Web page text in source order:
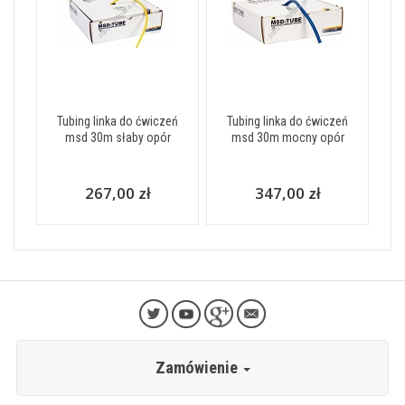
Tubing linka do ćwiczeń
msd 30m słaby opór
267,00 zł
Tubing linka do ćwiczeń
msd 30m mocny opór
347,00 zł
Zamówienie